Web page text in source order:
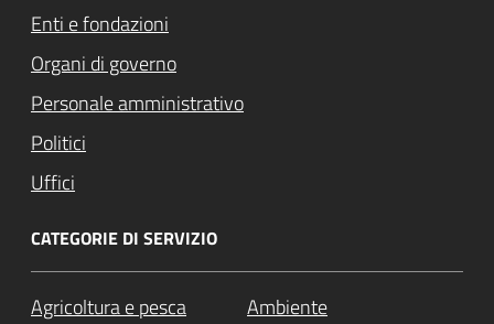
Enti e fondazioni
Organi di governo
Personale amministrativo
Politici
Uffici
CATEGORIE DI SERVIZIO
Agricoltura e pesca Ambiente